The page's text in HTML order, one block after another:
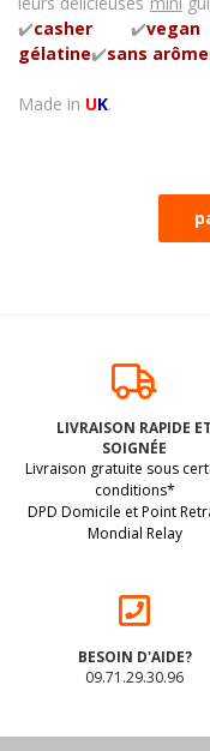
✔️casher ✔️
gélatine✔️sans
Made in UK.
LIVRAISON RAPIDE ET
SOIGNÉE
Livraison gratuite sous
conditions*
DPD Domicile et Point
Mondial Relay
BESOIN D'AIDE?
09.71.29.30.96